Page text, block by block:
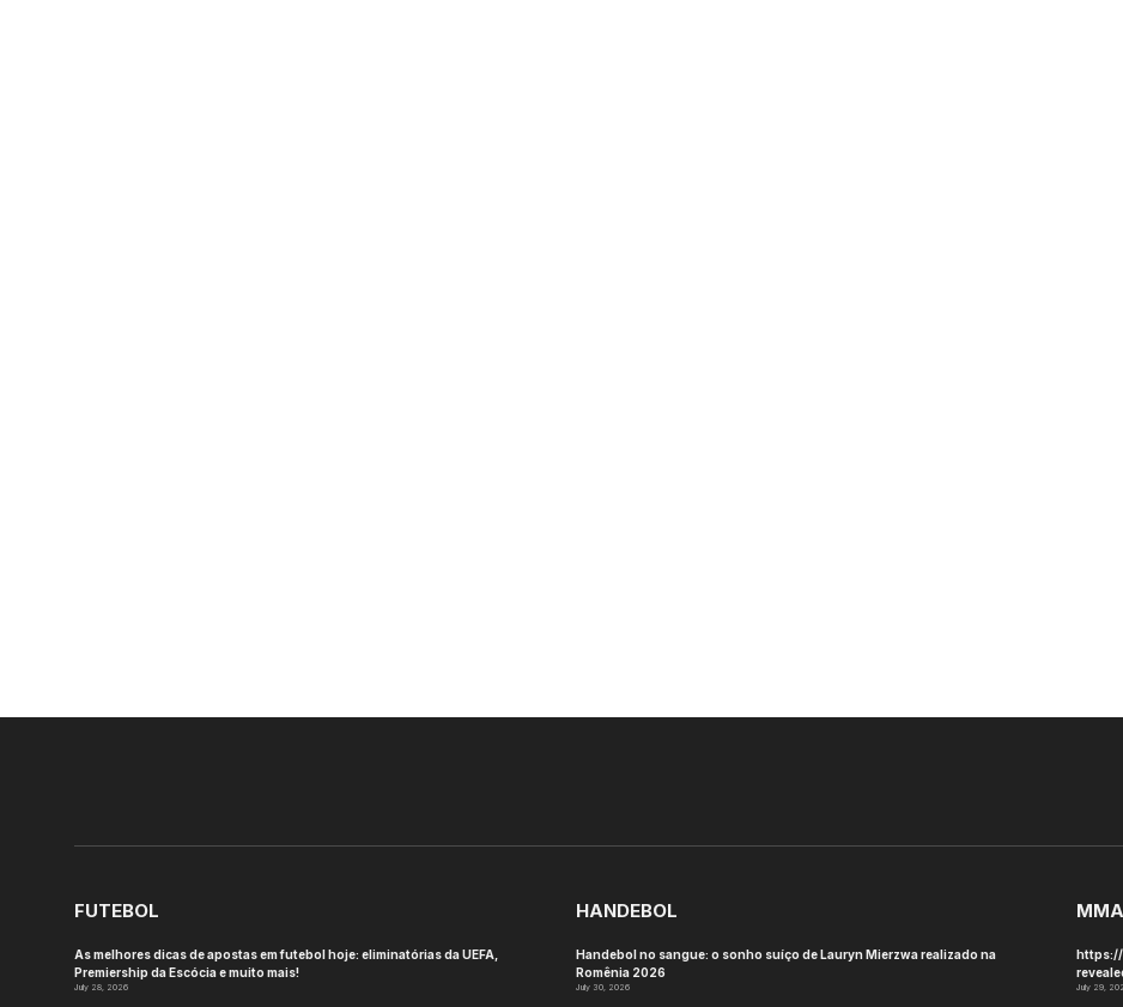
FUTEBOL
As melhores dicas de apostas em futebol hoje: eliminatórias da UEFA,
Premiership da Escócia e muito mais!
July 28, 2026
HANDEBOL
Handebol no sangue: o sonho suíço de Lauryn Mierzwa realizado na
Romênia 2026
July 30, 2026
MMA
July 29,